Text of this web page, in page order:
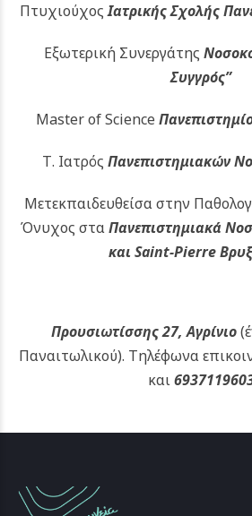
ΠτυχιούχοςΙατρικής Σχολής
Εξωτερική Συνεργάτης
Συγγρός”
Master of Science
Τ. Ιατρός Πανεπιστημιακών
Μετεκπαιδευθείσα στην
Όνυχος σταΠανεπιστημιακά
και Saint-Pierre
Προυσιωτίσσης 27, Αγρίνιο
Παναιτωλικού). Τηλέφωνα
και